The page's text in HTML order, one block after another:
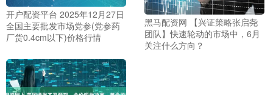
开户配资平台 2025年12月27日
全国主要批发市场党参(党参药
厂货0.4cm以下)价格行情
黑马配资网 【兴证策略张启尧
团队】快速轮动的市场中，6月
关注什么方向？